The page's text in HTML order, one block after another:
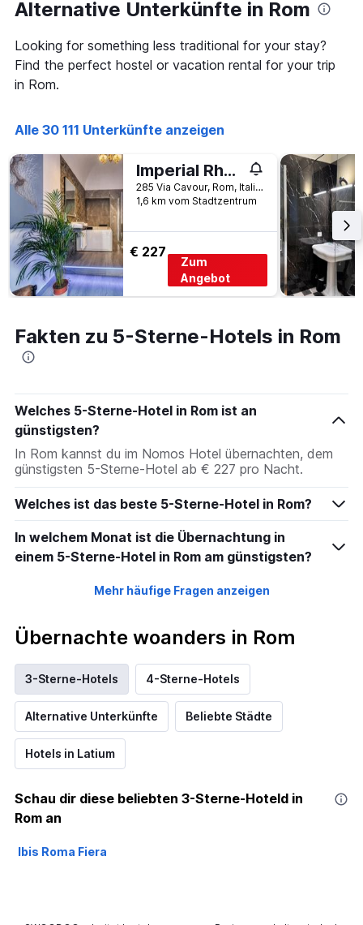
Alternative Unterkünfte in Rom
Looking for something less traditional for your stay?
Find the perfect hostel or vacation rental for your trip
in Rom.
Alle 30 111 Unterkünfte anzeigen
Imperial Rhome Guest House
285 Via Cavour, Rom, Italien
1,6 km vom Stadtzentrum
€ 227
Zum
Angebot
Fakten zu 5-Sterne-Hotels in Rom
Welches 5-Sterne-Hotel in Rom ist an
günstigsten?
In Rom kannst du im Nomos Hotel übernachten, dem
günstigsten 5-Sterne-Hotel ab € 227 pro Nacht.
Welches ist das beste 5-Sterne-Hotel in Rom?
In welchem Monat ist die Übernachtung in
einem 5-Sterne-Hotel in Rom am günstigsten?
Mehr häufige Fragen anzeigen
Übernachte woanders in Rom
3-Sterne-Hotels 4-Sterne-Hotels
Alternative Unterkünfte Beliebte Städte
Hotels in Latium
Schau dir diese beliebten 3-Sterne-Hoteld in
Rom an
Ibis Roma Fiera